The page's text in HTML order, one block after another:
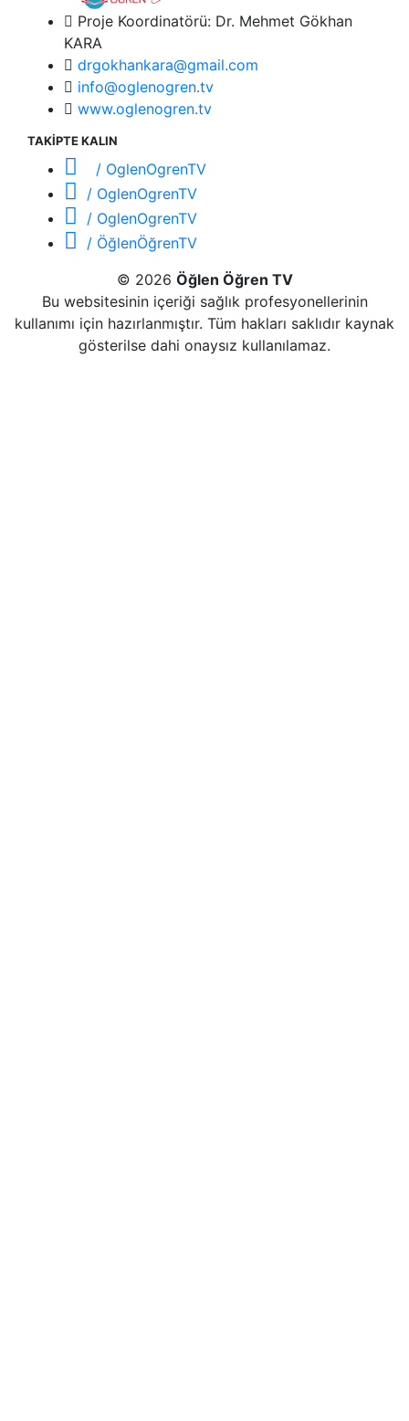
Proje Koordinatörü: Dr. Mehmet Gökhan
KARA
drgokhankara@gmail.com
info@oglenogren.tv
www.oglenogren.tv
TAKİPTE KALIN
/ OglenOgrenTV
/ OglenOgrenTV
/ OglenOgrenTV
/ ÖğlenÖğrenTV
© 2026 Öğlen Öğren TV
Bu websitesinin içeriği sağlık profesyonellerinin
kullanımı için hazırlanmıştır. Tüm hakları saklıdır kaynak
gösterilse dahi onaysız kullanılamaz.